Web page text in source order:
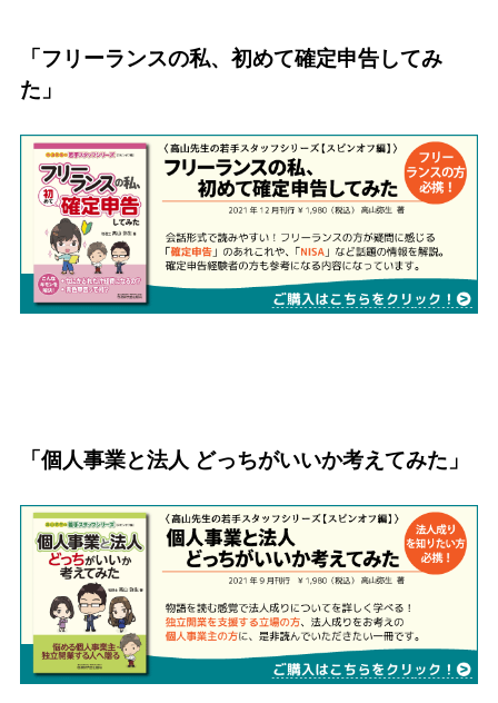
「 フリーランスの私、初めて確定申告してみ
た 」
「個人事業と法人 どっちがいいか考えてみた」